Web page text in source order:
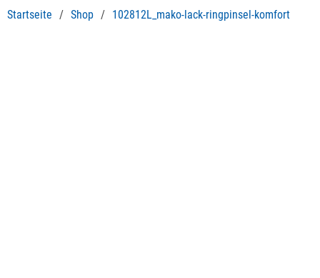
Startseite / Shop / 102812L_mako-lack-ringpinsel-komfort